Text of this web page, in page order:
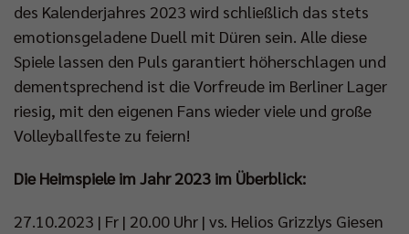
des Kalenderjahres 2023 wird schließlich das stets
emotionsgeladene Duell mit Düren sein. Alle diese
Spiele lassen den Puls garantiert höherschlagen und
dementsprechend ist die Vorfreude im Berliner Lager
riesig, mit den eigenen Fans wieder viele und große
Volleyballfeste zu feiern!
Die Heimspiele im Jahr 2023 im Überblick:
27.10.2023 | Fr | 20.00 Uhr | vs. Helios Grizzlys Giesen